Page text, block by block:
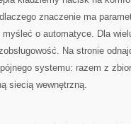
znaczenie ma
o automatyce. Dla
Na stronie
systemu: razem z
siecią wewnętrzną.